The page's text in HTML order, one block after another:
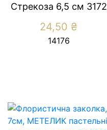
Стрекоза 6,5 см 3172
24,50 ₴
14176